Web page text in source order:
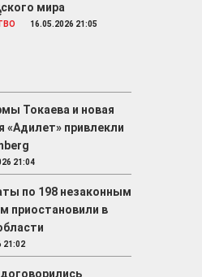
мира
16.05.2026 21:05
Токаева и новая
«Адилет» привлекли
21:04
по 198 незаконным
приостановили в
21:02